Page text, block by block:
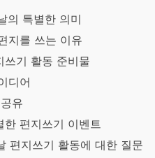
의 특별한 의미
지를 쓰는 이유
쓰기 활동 준비물
디어
유
한 편지쓰기 이벤트
편지쓰기 활동에 대한 질문